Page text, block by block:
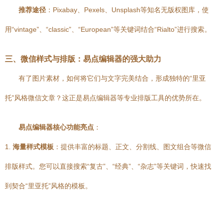
推荐途径 ：Pixabay、Pexels、Unsplash等知名无版权图库，使
用“vintage”、“classic”、“European”等关键词结合“Rialto”进行搜索。
三、微信样式与排版：易点编辑器的强大助力
有了图片素材，如何将它们与文字完美结合，形成独特的“里亚
托”风格微信文章？这正是易点编辑器等专业排版工具的优势所在。
易点编辑器核心功能亮点 ：
1. 海量样式模板 ：提供丰富的标题、正文、分割线、图文组合等微信
排版样式。您可以直接搜索“复古”、“经典”、“杂志”等关键词，快速找
到契合“里亚托”风格的模板。